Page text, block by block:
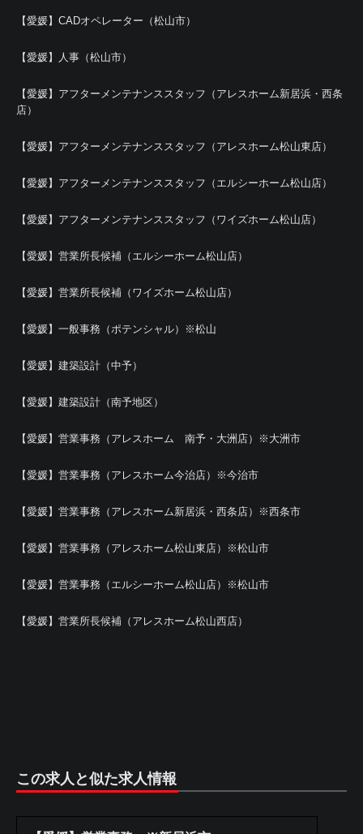
【愛媛】CADオペレーター（松山市）
【愛媛】人事（松山市）
【愛媛】アフターメンテナンススタッフ（アレスホーム新居浜・西条
店）
【愛媛】アフターメンテナンススタッフ（アレスホーム松山東店）
【愛媛】アフターメンテナンススタッフ（エルシーホーム松山店）
【愛媛】アフターメンテナンススタッフ（ワイズホーム松山店）
【愛媛】営業所長候補（エルシーホーム松山店）
【愛媛】営業所長候補（ワイズホーム松山店）
【愛媛】一般事務（ポテンシャル）※松山
【愛媛】建築設計（中予）
【愛媛】建築設計（南予地区）
【愛媛】営業事務（アレスホーム 南予・大洲店）※大洲市
【愛媛】営業事務（アレスホーム今治店）※今治市
【愛媛】営業事務（アレスホーム新居浜・西条店）※西条市
【愛媛】営業事務（アレスホーム松山東店）※松山市
【愛媛】営業事務（エルシーホーム松山店）※松山市
【愛媛】営業所長候補（アレスホーム松山西店）
この求人と似た求人情報